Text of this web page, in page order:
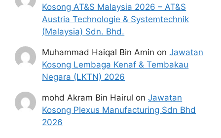
Kosong AT&S Malaysia 2026 – AT&S
Austria Technologie & Systemtechnik
(Malaysia) Sdn. Bhd.
Muhammad Haiqal Bin Amin onJawatan
Kosong Lembaga Kenaf & Tembakau
Negara (LKTN) 2026
mohd Akram Bin Hairul onJawatan
Kosong Plexus Manufacturing Sdn Bhd
2026